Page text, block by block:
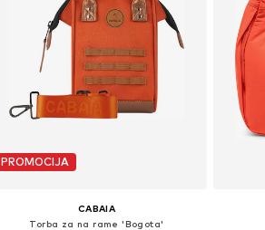
PROMOCIJA
CABAIA
Torba za na rame 'Bogota'